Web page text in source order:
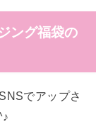
ング福袋の
でアップさ